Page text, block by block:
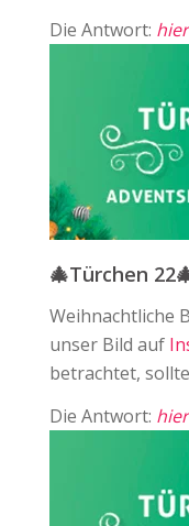
Die Antwort:
🎄Türchen
Weihnachtliche
unser Bild auf
betrachtet,
Die Antwort: